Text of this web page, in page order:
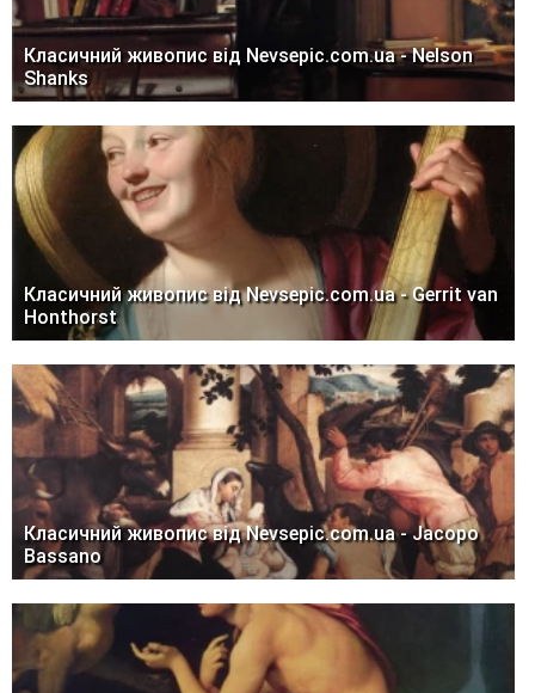
Класичний живопис від Nevsepic.com.ua - Nelson
Shanks
Класичний живопис від Nevsepic.com.ua - Gerrit van
Honthorst
Класичний живопис від Nevsepic.com.ua - Jacopo
Bassano